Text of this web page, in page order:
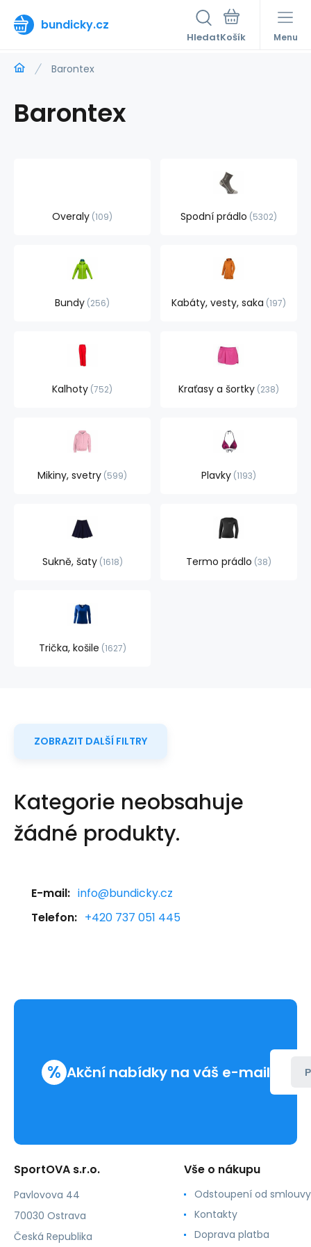
bundicky.cz
Hledat Menu
Barontex
Barontex
Overaly 109 Spodní prádlo 5302
Bundy 256 Kabáty, vesty, saka 197
Kalhoty 752 Kraťasy a šortky 238
Mikiny, svetry 599 Plavky 1193
Sukně, šaty 1618 Termo prádlo 38
Trička, košile 1627
ZOBRAZIT DALŠÍ FILTRY
Kategorie neobsahuje
žádné produkty.
E-mail: info@bundicky.cz
Telefon: +420 737 051 445
% Akční nabídky na váš e-mail
SportOVA s.r.o.
Pavlovova 44
70030 Ostrava
Česká Republika
Vše o nákupu
Odstoupení od smlouvy
Kontakty
Doprava platba